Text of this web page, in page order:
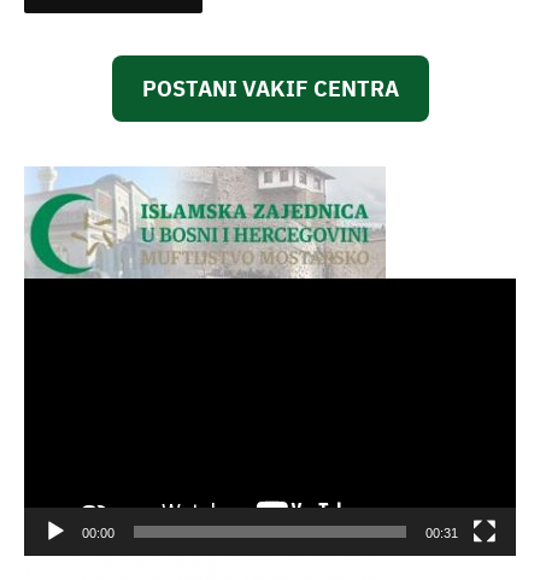
POSTANI VAKIF CENTRA
00:00 00:31